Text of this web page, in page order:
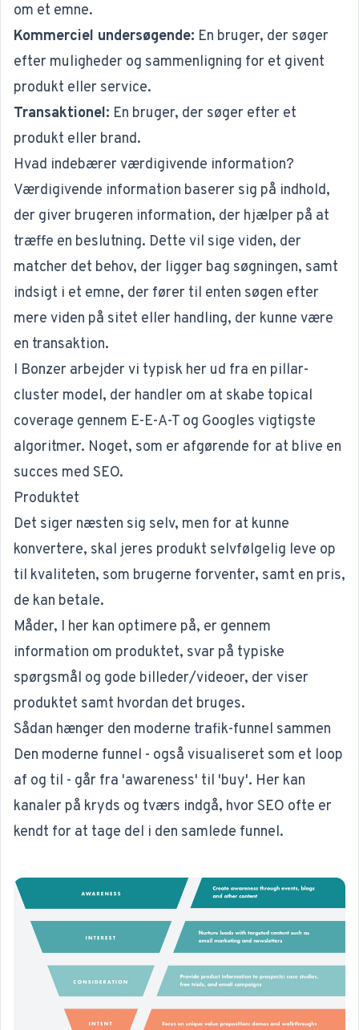
om et emne.
Kommerciel undersøgende: En bruger, der søger
efter muligheder og sammenligning for et givent
produkt eller service.
Transaktionel: En bruger, der søger efter et
produkt eller brand.
Hvad indebærer værdigivende information?
Værdigivende information baserer sig på indhold,
der giver brugeren information, der hjælper på at
træffe en beslutning. Dette vil sige viden, der
matcher det behov, der ligger bag søgningen, samt
indsigt i et emne, der fører til enten søgen efter
mere viden på sitet eller handling, der kunne være
en transaktion.
I Bonzer arbejder vi typisk her ud fra en pillar-
cluster model, der handler om at skabe topical
coverage gennem E-E-A-T og Googles vigtigste
algoritmer. Noget, som er afgørende for at blive en
succes med SEO.
Produktet
Det siger næsten sig selv, men for at kunne
konvertere, skal jeres produkt selvfølgelig leve op
til kvaliteten, som brugerne forventer, samt en pris,
de kan betale.
Måder, I her kan optimere på, er gennem
information om produktet, svar på typiske
spørgsmål og gode billeder/videoer, der viser
produktet samt hvordan det bruges.
Sådan hænger den moderne trafik-funnel sammen
Den moderne funnel - også visualiseret som et loop
af og til - går fra 'awareness' til 'buy'. Her kan
kanaler på kryds og tværs indgå, hvor SEO ofte er
kendt for at tage del i den samlede funnel.